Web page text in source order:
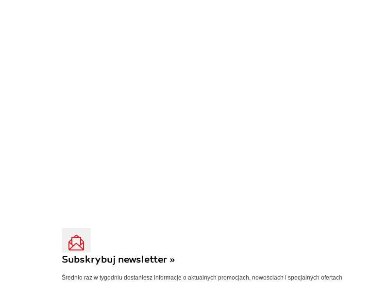
Subskrybuj newsletter »
Średnio raz w tygodniu dostaniesz informacje o aktualnych promocjach, nowościach i specjalnych ofertach